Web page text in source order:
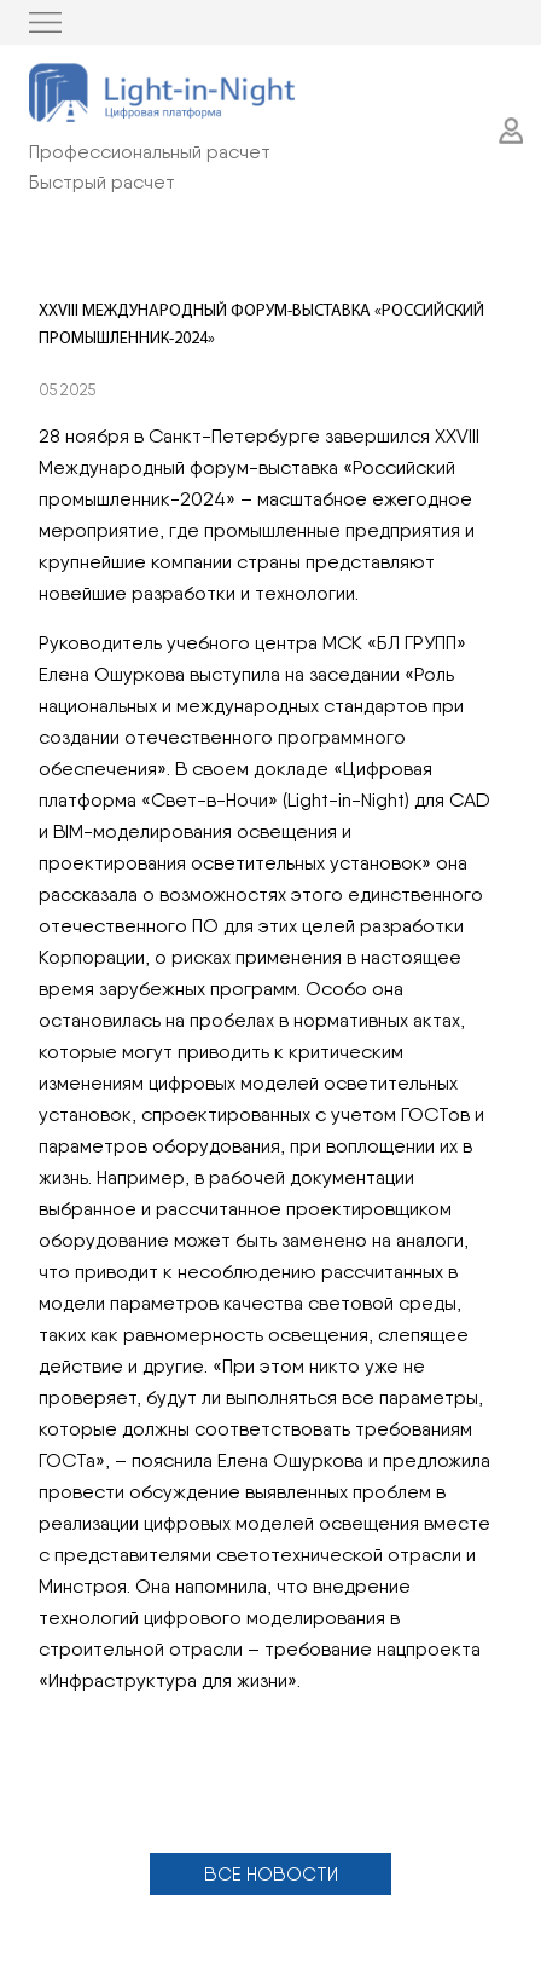
Профессиональный расчет
Быстрый расчет
XXVIII МЕЖДУНАРОДНЫЙ ФОРУМ-ВЫСТАВКА «РОССИЙСКИЙ
ПРОМЫШЛЕННИК-2024»
05 2025
28 ноября в Санкт-Петербурге завершился XXVIII
Международный форум-выставка «Российский
промышленник-2024» – масштабное ежегодное
мероприятие, где промышленные предприятия и
крупнейшие компании страны представляют
новейшие разработки и технологии.
Руководитель учебного центра МСК «БЛ ГРУПП»
Елена Ошуркова выступила на заседании «Роль
национальных и международных стандартов при
создании отечественного программного
обеспечения». В своем докладе «Цифровая
платформа «Свет-в-Ночи» (Light-in-Night) для CAD
и BIM-моделирования освещения и
проектирования осветительных установок» она
рассказала о возможностях этого единственного
отечественного ПО для этих целей разработки
Корпорации, о рисках применения в настоящее
время зарубежных программ. Особо она
остановилась на пробелах в нормативных актах,
которые могут приводить к критическим
изменениям цифровых моделей осветительных
установок, спроектированных с учетом ГОСТов и
параметров оборудования, при воплощении их в
жизнь. Например, в рабочей документации
выбранное и рассчитанное проектировщиком
оборудование может быть заменено на аналоги,
что приводит к несоблюдению рассчитанных в
модели параметров качества световой среды,
таких как равномерность освещения, слепящее
действие и другие. «При этом никто уже не
проверяет, будут ли выполняться все параметры,
которые должны соответствовать требованиям
ГОСТа», – пояснила Елена Ошуркова и предложила
провести обсуждение выявленных проблем в
реализации цифровых моделей освещения вместе
с представителями светотехнической отрасли и
Минстроя. Она напомнила, что внедрение
технологий цифрового моделирования в
строительной отрасли – требование нацпроекта
«Инфраструктура для жизни».
ВСЕ НОВОСТИ